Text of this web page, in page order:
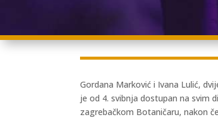
Gordana Marković i Ivana Lulić,
je od 4. svibnja dostupan na svim
zagrebačkom Botaničaru, nakon